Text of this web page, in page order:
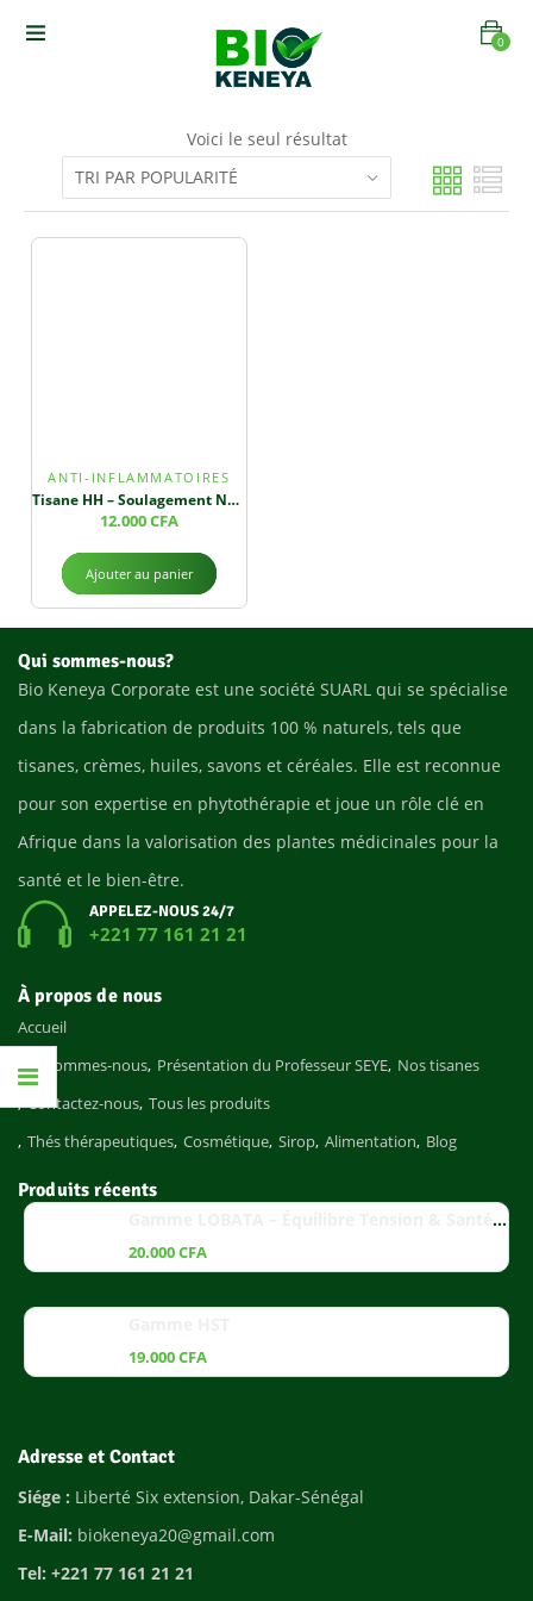
0
Voici le seul résultat
ANTI-INFLAMMATOIRES
Tisane HH – Soulagement Naturel des Hémorroïdes
12.000CFA
Ajouter au panier
Qui sommes-nous?
Bio Keneya Corporate est une société SUARL qui se spécialise
dans la fabrication de produits 100 % naturels, tels que
tisanes, crèmes, huiles, savons et céréales. Elle est reconnue
pour son expertise en phytothérapie et joue un rôle clé en
Afrique dans la valorisation des plantes médicinales pour la
santé et le bien-être.
APPELEZ-NOUS 24/7
+221 77 161 21 21
À propos de nous
Accueil
Qui sommes-nous Présentation du Professeur SEYE Nos tisanes
Contactez-nous Tous les produits
Thés thérapeutiques Cosmétique Sirop Alimentation Blog
Produits récents
Gamme LOBATA – Équilibre Tension & Santé Cardiaque
20.000CFA
19.000CFA
Adresse et Contact
Siége : Liberté Six extension, Dakar-Sénégal
E-Mail: biokeneya20@gmail.com
Tel: +221 77 161 21 21